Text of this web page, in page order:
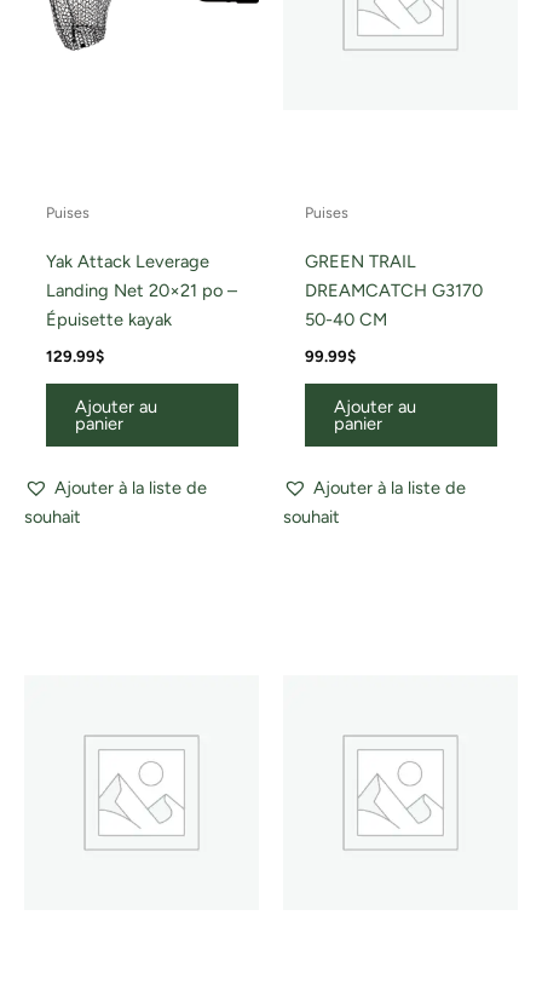
Puises
Yak Attack Leverage
Landing Net 20×21 po –
Épuisette kayak
129.99$
Ajouter au
panier
Ajouter à la liste de
souhait
Puises
GREEN TRAIL
DREAMCATCH G3170
50-40 CM
99.99$
Ajouter au
panier
Ajouter à la liste de
souhait